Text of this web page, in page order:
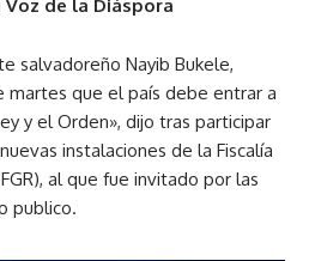
Voz de la Diáspora
salvadoreño Nayib Bukele,
que el país debe entrar a
y el Orden», dijo tras participar
instalaciones de la Fiscalía
al que fue invitado por las
publico.